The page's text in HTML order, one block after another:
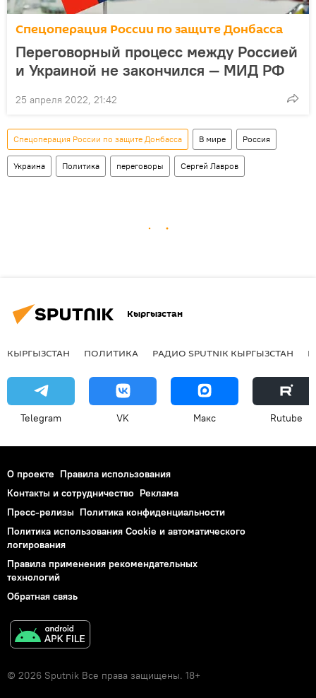
Спецоперация России по защите Донбасса
Переговорный процесс между Россией
и Украиной не закончился — МИД РФ
25 апреля 2022, 21:42
Спецоперация России по защите Донбасса В мире Россия
Украина Политика переговоры Сергей Лавров
Кыргызстан
КЫРГЫЗСТАН ПОЛИТИКА РАДИО SPUTNIK КЫРГЫЗСТАН
Telegram VK Макс Rutube
О проекте Правила использования
Контакты и сотрудничество Реклама
Пресс-релизы Политика конфиденциальности
Политика использования Cookie и автоматического
логирования
Правила применения рекомендательных
технологий
Обратная связь
© 2026 Sputnik Все права защищены. 18+